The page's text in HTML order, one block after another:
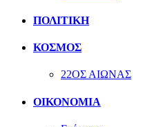
ΠΟΛΙΤΙΚΗ
ΚΟΣΜΟΣ
22ΟΣ ΑΙΩΝΑΣ
ΟΙΚΟΝΟΜΙΑ